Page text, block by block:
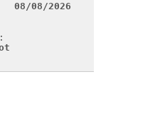
08/08/2026